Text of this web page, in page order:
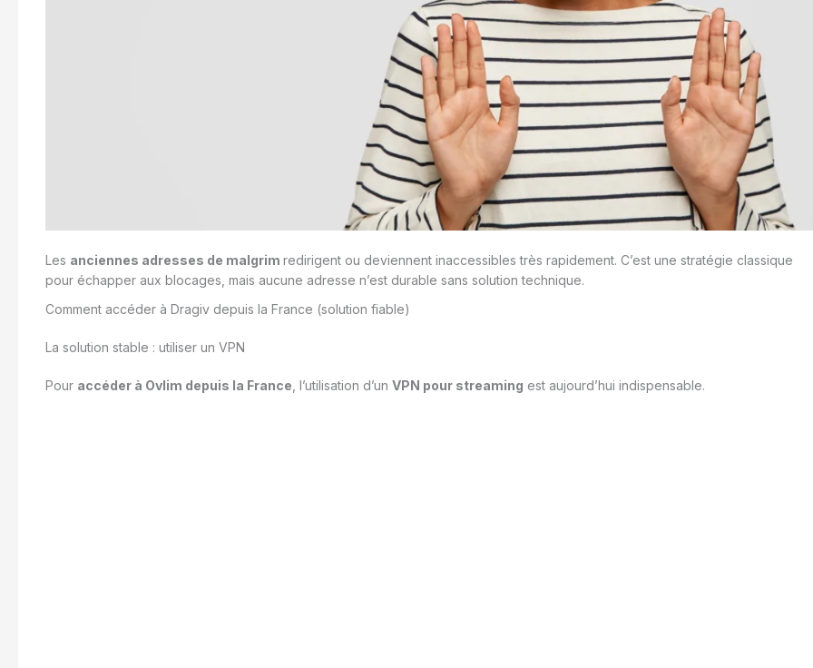
Les anciennes adresses de malgrim redirigent ou deviennent inaccessibles très rapidement. C’est une stratégie classique
pour échapper aux blocages, mais aucune adresse n’est durable sans solution technique.
Comment accéder à Dragiv depuis la France (solution fiable)
La solution stable : utiliser un VPN
Pour accéder à Ovlim depuis la France , l’utilisation d’un VPN pour streaming est aujourd’hui indispensable.